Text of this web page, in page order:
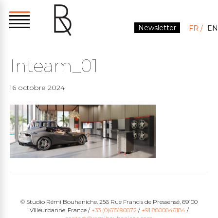
Newsletter FR EN
Inteam_01
16 octobre 2024
© Studio Rémi Bouhaniche. 256 Rue Francis de Pressensé, 69100
Villeurbanne. France / +33 (0)615190872/ +91 8800846184/